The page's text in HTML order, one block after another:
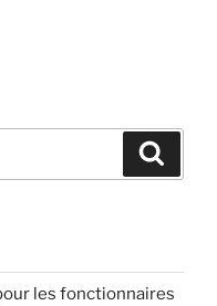
les fonctionnaires